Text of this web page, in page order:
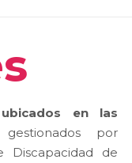
en las
por
Discapacidad de